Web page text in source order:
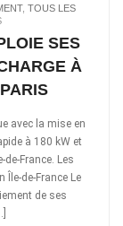
, TOUS LES
SES
À
avec la mise en
à 180 kW et
France. Les
de-France Le
de ses